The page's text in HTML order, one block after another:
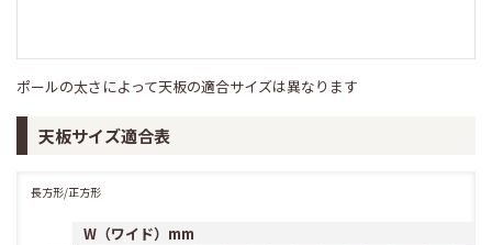
ポールの太さによって天板の適合サイズは異なります
天板サイズ適合表
長方形/正方形
W（ワイド）mm